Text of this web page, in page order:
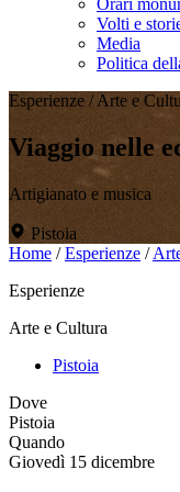
Orari
Volti e
Media
Politica
Esperienze / Arte e
Viaggio nelle
Artigianato e musica
Pistoia
Home /Esperienze /
Esperienze
Arte e Cultura
Pistoia
Dove
Pistoia
Quando
Giovedì 15 dicembre